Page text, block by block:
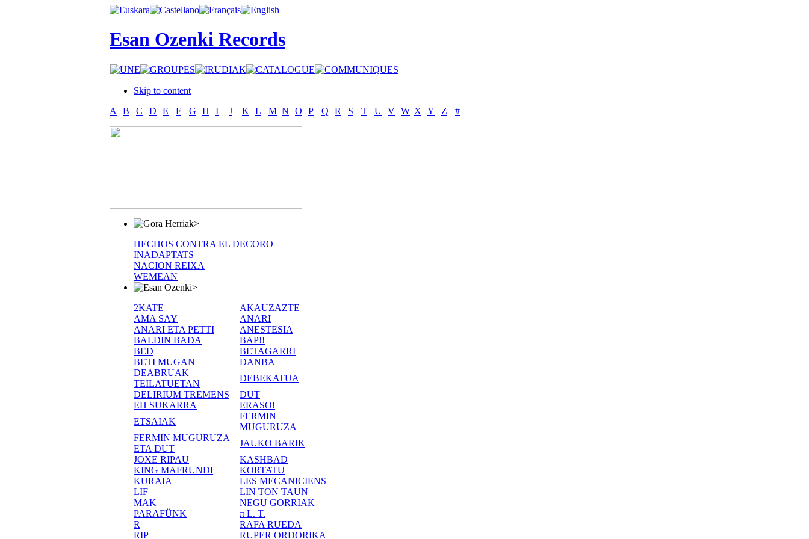
Esan Ozenki Records
Skip to content
A
B C D E F G H I J K L M N O P Q R S T U V W X Y Z #
>
HECHOS CONTRA EL DECORO
INADAPTATS
NACION REIXA
WEMEAN
>
2KATE
AKAUZAZTE
AMA SAY
ANARI
ANARI ETA PETTI
ANESTESIA
BALDIN BADA
BAP!!
BED
BETAGARRI
BETI MUGAN
DANBA
DEABRUAK
TEILATUETAN
DEBEKATUA
DELIRIUM TREMENS
DUT
EH SUKARRA
ERASO!
ETSAIAK
FERMIN
MUGURUZA
FERMIN MUGURUZA
ETA DUT
JAUKO BARIK
JOXE RIPAU
KASHBAD
KING MAFRUNDI
KORTATU
KURAIA
LES MECANICIENS
LIF
LIN TON TAUN
MAK
NEGU GORRIAK
PARAFÜNK
π L. T.
R
RAFA RUEDA
RIP
RUPER ORDORIKA